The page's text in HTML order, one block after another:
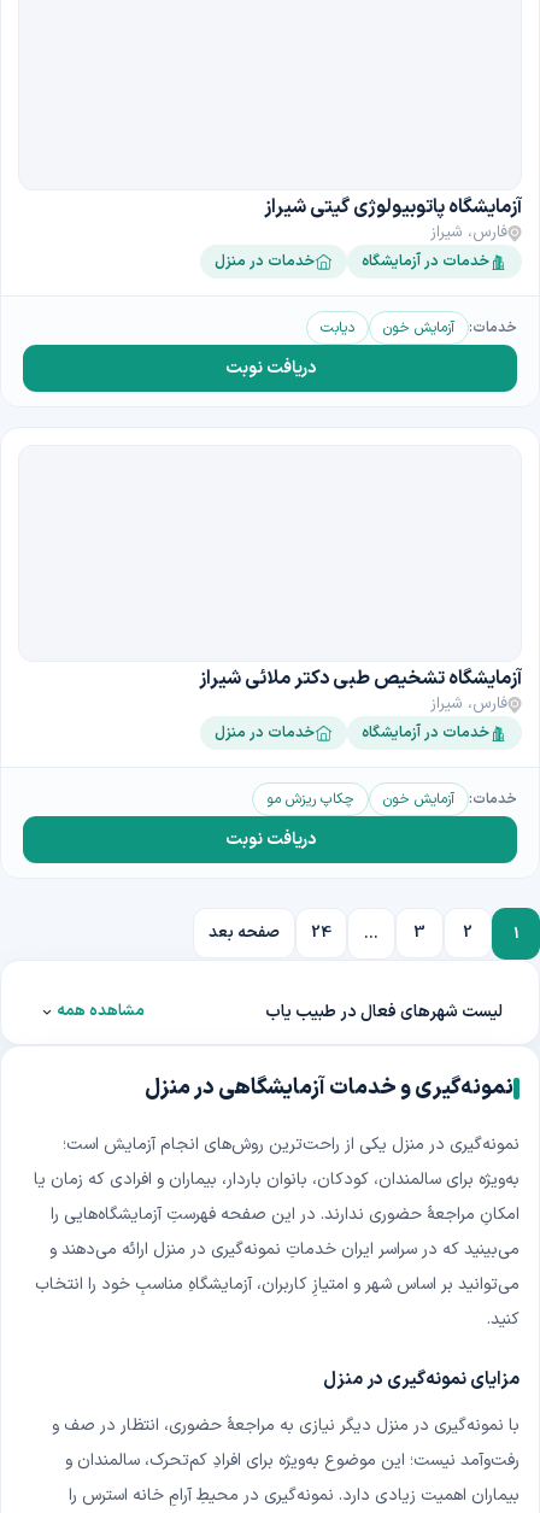
آزمایشگاه پاتوبیولوژی گیتی شیراز
فارس، شیراز
خدمات در آزمایشگاه خدمات در منزل
خدمات: آزمایش خون دیابت
دریافت نوبت
آزمایشگاه تشخیص طبی دکتر ملائی شیراز
فارس، شیراز
خدمات در آزمایشگاه خدمات در منزل
خدمات: آزمایش خون چکاپ ریزش مو
دریافت نوبت
1
2
3
...
24 صفحه بعد
لیست شهرهای فعال در طبیب یاب مشاهده همه
نمونه‌گیری و خدمات آزمایشگاهی در منزل
نمونه‌گیری در منزل یکی از راحت‌ترین روش‌های انجام آزمایش است؛
به‌ویژه برای سالمندان، کودکان، بانوان باردار، بیماران و افرادی که زمان یا
امکانِ مراجعهٔ حضوری ندارند. در این صفحه فهرستِ آزمایشگاه‌هایی را
می‌بینید که در سراسر ایران خدماتِ نمونه‌گیری در منزل ارائه می‌دهند و
می‌توانید بر اساس شهر و امتیازِ کاربران، آزمایشگاهِ مناسبِ خود را انتخاب
کنید.
مزایای نمونه‌گیری در منزل
با نمونه‌گیری در منزل دیگر نیازی به مراجعهٔ حضوری، انتظار در صف و
رفت‌وآمد نیست؛ این موضوع به‌ویژه برای افرادِ کم‌تحرک، سالمندان و
بیماران اهمیت زیادی دارد. نمونه‌گیری در محیطِ آرامِ خانه استرس را